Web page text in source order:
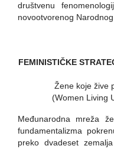
društvenu
novootvorenog
FEMINISTIČKE
Žene koje žive
(Women Living
Međunarodna mreža
fundamentalizma
preko dvadeset